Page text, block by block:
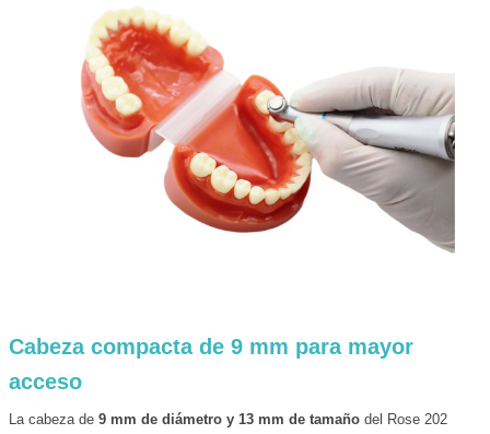
Cabeza compacta de 9 mm para mayor
acceso
La cabeza de 9 mm de diámetro y 13 mm de tamaño del Rose 202